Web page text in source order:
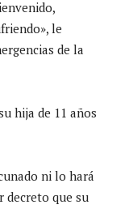
le
de la
hija de 11 años
ni lo hará
decreto que su